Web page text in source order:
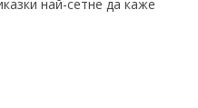
най-сетне да каже